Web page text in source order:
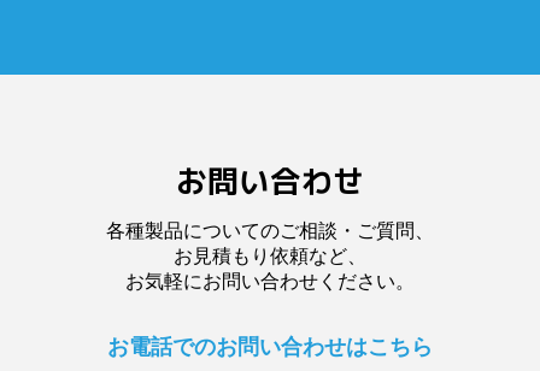
お問い合わせ
各種製品についてのご相談・ご質問、
お見積もり依頼など、
お気軽にお問い合わせください。
お電話でのお問い合わせはこちら